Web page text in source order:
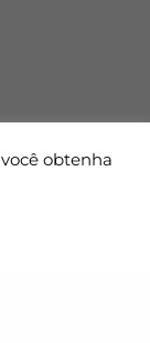
obtenha